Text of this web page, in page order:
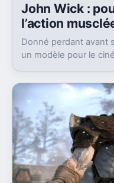
John Wick :
l’action
Donné perdant avant
un modèle pour le